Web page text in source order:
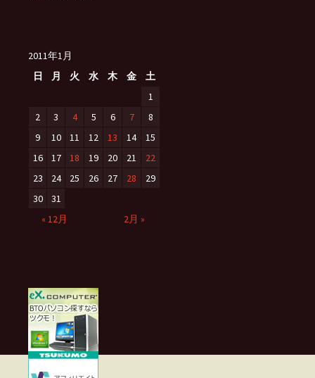
2011年1月
日
月 火 水 木 金
土
1
2
3 4 5 6 7
8
9
10 11 12 13 14
15
16
17 18 19 20 21
22
23
24 25 26 27 28
29
30
31
« 12月
2月 »